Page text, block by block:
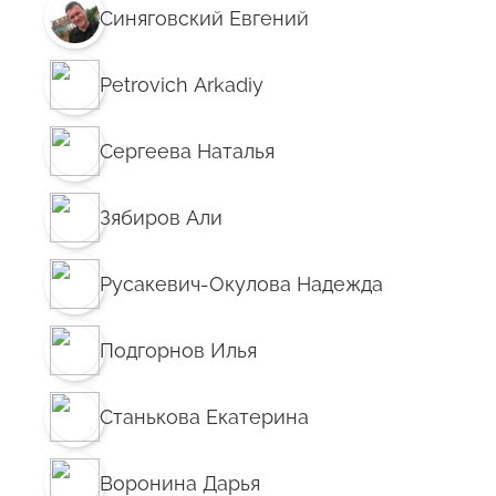
Синяговский Евгений
Petrovich Arkadiy
Сергеева Наталья
Зябиров Али
Русакевич-Окулова Надежда
Подгорнов Илья
Станькова Екатерина
Воронина Дарья